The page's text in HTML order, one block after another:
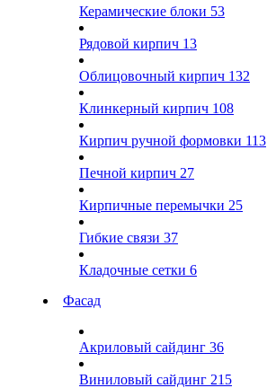
Керамические блоки 53
Рядовой кирпич 13
Облицовочный кирпич 132
Клинкерный кирпич 108
Кирпич ручной формовки 113
Печной кирпич 27
Кирпичные перемычки 25
Гибкие связи 37
Кладочные сетки 6
Фасад
Акриловый сайдинг 36
Виниловый сайдинг 215